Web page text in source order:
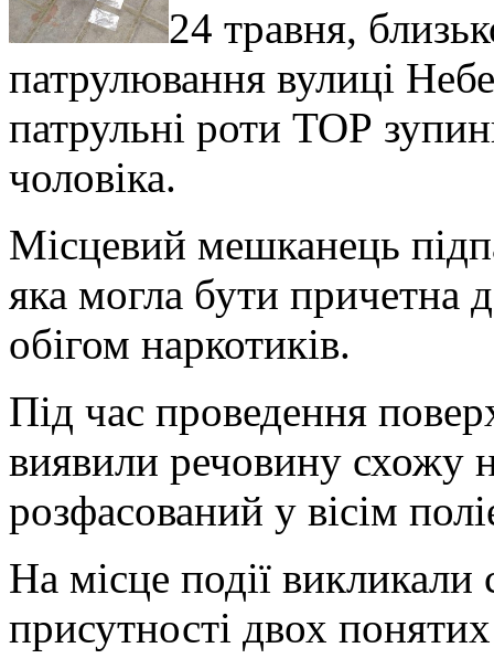
24 травня,
патрулювання вулиці
патрульні роти ТОР
чоловіка.
Місцевий мешканець
яка могла бути причетна
обігом наркотиків.
Під час проведення
виявили речовину схожу
розфасований у вісім
На місце події викликали
присутності двох